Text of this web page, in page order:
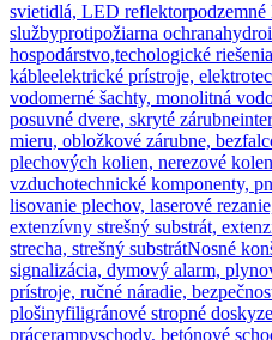
svietidlá, LED reflektor
službyprotipožiarna ochrana
hospodárstvo,techologické riešenia
kábleelektrické prístroje,
vodomerné šachty, monolitná
posuvné dvere, skryté zárubne
mieru, obložkové zárubne,
plechových kolien, nerezové
vzduchotechnické komponenty,
lisovanie plechov, laserové
extenzívny strešný substrát,
strecha, strešný substrátNosné
signalizácia, dymový alarm,
prístroje, ručné náradie,
plošinyfiligránové stropné dosky
prácerampyschody, betónové